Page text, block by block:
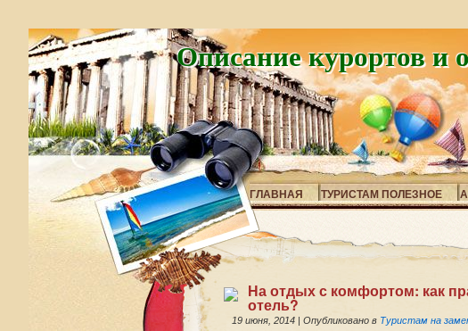
Описание курортов и
ГЛАВНАЯ ТУРИСТАМ ПОЛЕЗНОЕ
На отдых с комфортом: как
отель?
19 июня, 2014 | Опубликовано в Туристам на